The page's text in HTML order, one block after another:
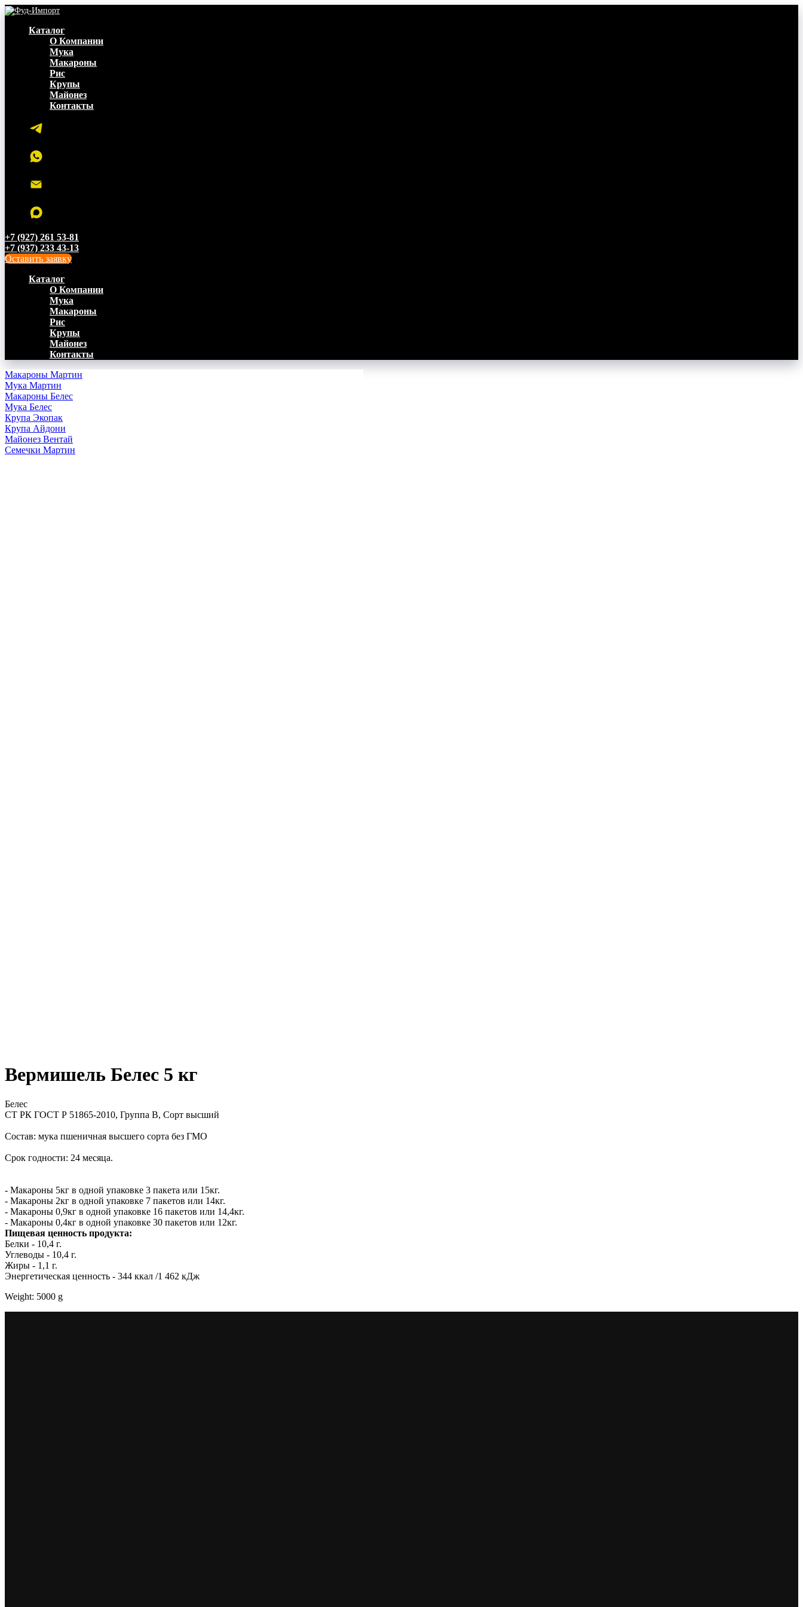
Каталог
О Компании
Мука
Макароны
Рис
Крупы
Майонез
Контакты
+7 (927) 261 53-81
+7 (937) 233 43-13
Оставить заявку
Каталог
О Компании
Мука
Макароны
Рис
Крупы
Майонез
Контакты
Макароны Мартин
Мука Мартин
Макароны Белес
Мука Белес
Крупа Экопак
Крупа Айдони
Майонез Вентай
Семечки Мартин
Вермишель Белес 5 кг
Белес
СТ РК ГОСТ Р 51865-2010, Группа В, Сорт высший
Состав: мука пшеничная высшего сорта без ГМО
Срок годности: 24 месяца.
- Макароны 5кг в одной упаковке 3 пакета или 15кг.
- Макароны 2кг в одной упаковке 7 пакетов или 14кг.
- Макароны 0,9кг в одной упаковке 16 пакетов или 14,4кг.
- Макароны 0,4кг в одной упаковке 30 пакетов или 12кг.
Пищевая ценность продукта:
Белки - 10,4 г.
Углеводы - 10,4 г.
Жиры - 1,1 г.
Энергетическая ценность - 344 ккал /1 462 кДж
Weight: 5000 g